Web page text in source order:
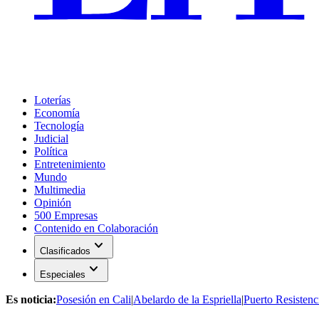
Loterías
Economía
Tecnología
Judicial
Política
Entretenimiento
Mundo
Multimedia
Opinión
500 Empresas
Contenido en Colaboración
Clasificados expand_more
Especiales expand_more
Es noticia:Posesión en Cali|Abelardo de la Espriella|Puerto